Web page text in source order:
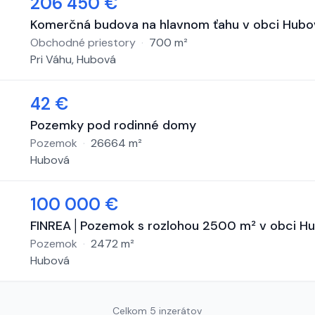
Komerčná budova na hlavnom ťahu v obci
Obchodné priestory · 700 m²
Pri Váhu, Hubová
42 €
Pozemky pod rodinné domy
Pozemok · 26664 m²
Hubová
100 000 €
FINREA│Pozemok s rozlohou 2500 m² v obci
Pozemok · 2472 m²
Hubová
Celkom 5 inzerátov